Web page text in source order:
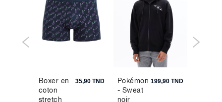
Boxer en
coton
stretch
35,90 TND
Pokémon
- Sweat
noir
199,90 TND